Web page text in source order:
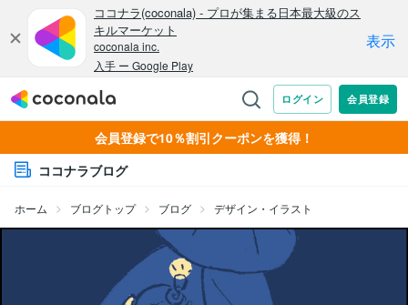
会員登録で10％割引クーポンを獲得！
ココナラブログ
ホーム ブログトップ ブログ デザイン・イラスト